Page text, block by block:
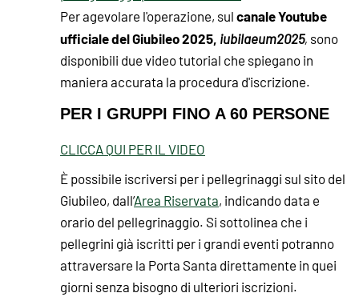
Per agevolare l'operazione, sulcanale Youtube
ufficiale del Giubileo 2025, iubilaeum2025, sono
disponibili due video tutorial che spiegano in
maniera accurata la procedura d'iscrizione.
PER I GRUPPI FINO A 60 PERSONE
CLICCA QUI PER IL VIDEO
È possibile iscriversi per i pellegrinaggi sul sito del
Giubileo, dall’Area Riservata, indicando data e
orario del pellegrinaggio. Si sottolinea che i
pellegrini già iscritti per i grandi eventi potranno
attraversare la Porta Santa direttamente in quei
giorni senza bisogno di ulteriori iscrizioni.